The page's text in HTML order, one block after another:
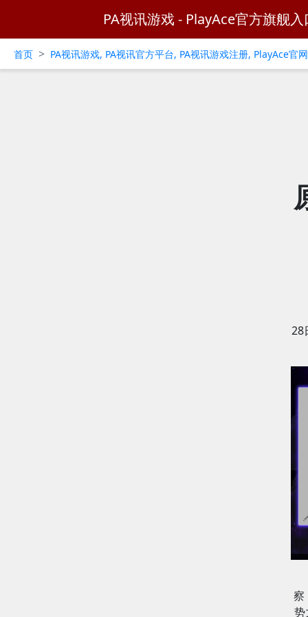
PA视讯游戏 - PlayAce官方旗舰入
首页 > PA视讯游戏, PA视讯官方平台, PA视讯游戏注册, PlayAce官
28
察
势